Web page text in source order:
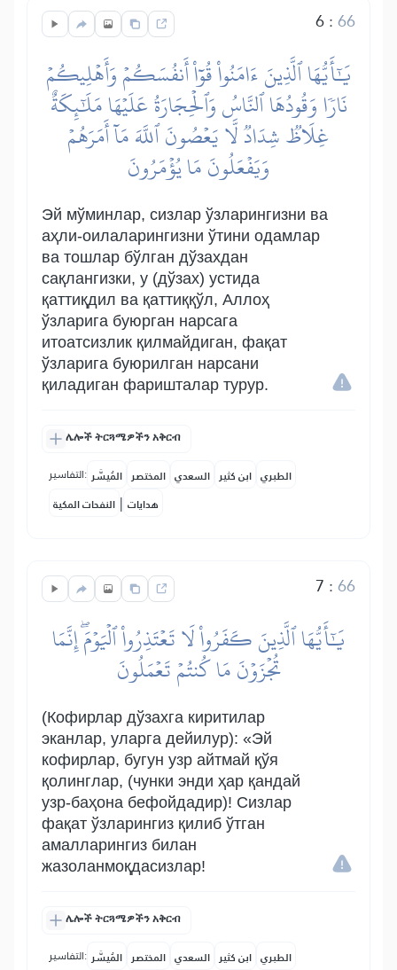
6:66
يَٰٓأَيُّهَا ٱلَّذِينَ ءَامَنُواْ قُوٓاْ أَنفُسَكُمۡ وَأَهۡلِيكُمۡ
نَارٗا وَقُودُهَا ٱلنَّاسُ وَٱلۡحِجَارَةُ عَلَيۡهَا مَلَٰٓئِكَةٌ
غِلَاظٞ شِدَادٞ لَّا يَعۡصُونَ ٱللَّهَ مَآ أَمَرَهُمۡ
وَيَفۡعَلُونَ مَا يُؤۡمَرُونَ
Эй мўминлар, сизлар ўзларингизни ва
аҳли-оилаларингизни ўтини одамлар
ва тошлар бўлган дўзахдан
сақлангизки, у (дўзах) устида
қаттиқдил ва қаттиққўл, Аллоҳ
ўзларига буюрган нарсага
итоатсизлик қилмайдиган, фақат
ўзларига буюрилган нарсани
қиладиган фаришталар турур.
ሌሎች ትርጓሜዎችን አቅርብ
التفاسير: المُيسَّر المختصر السعدي ابن كثير الطبري
النفحات المكية | هدايات
7 :66
يَٰٓأَيُّهَا ٱلَّذِينَ كَفَرُواْ لَا تَعۡتَذِرُواْ ٱلۡيَوۡمَۖ إِنَّمَا
تُجۡزَوۡنَ مَا كُنتُمۡ تَعۡمَلُونَ
(Кофирлар дўзахга киритилар
эканлар, уларга дейилур): «Эй
кофирлар, бугун узр айтмай қўя
қолинглар, (чунки энди ҳар қандай
узр-баҳона бефойдадир)! Сизлар
фақат ўзларингиз қилиб ўтган
амалларингиз билан
жазоланмоқдасизлар!
ሌሎች ትርጓሜዎችን አቅርብ
التفاسير: المُيسَّر المختصر السعدي ابن كثير الطبري